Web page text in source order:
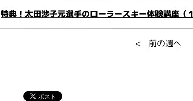
特典！太田渉子元選手のローラースキー体験講座（
< 前の週へ